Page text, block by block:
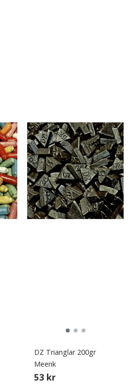
DZ Trianglar 200gr
Meenk
53 kr